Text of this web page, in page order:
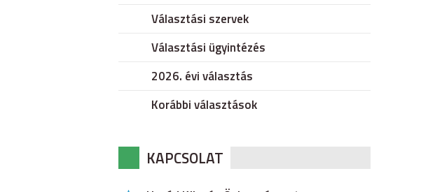
Választási szervek
Választási ügyintézés
2026. évi választás
Korábbi választások
KAPCSOLAT